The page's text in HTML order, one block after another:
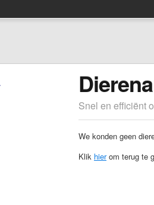
Snel en efficiënt
We konden geen
Klik hierom terug te